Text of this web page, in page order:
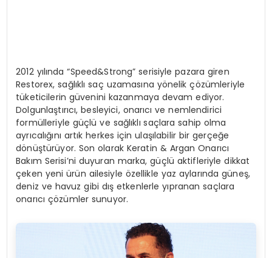
2012 yılında “Speed&Strong” serisiyle pazara giren
Restorex, sağlıklı saç uzamasına yönelik çözümleriyle
tüketicilerin güvenini kazanmaya devam ediyor.
Dolgunlaştırıcı, besleyici, onarıcı ve nemlendirici
formülleriyle güçlü ve sağlıklı saçlara sahip olma
ayrıcalığını artık herkes için ulaşılabilir bir gerçeğe
dönüştürüyor. Son olarak Keratin & Argan Onarıcı
Bakım Serisi’ni duyuran marka, güçlü aktifleriyle dikkat
çeken yeni ürün ailesiyle özellikle yaz aylarında güneş,
deniz ve havuz gibi dış etkenlerle yıpranan saçlara
onarıcı çözümler sunuyor.